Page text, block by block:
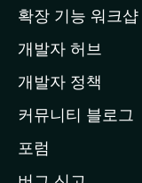
페
이
지
이
동
확장 기능 워크샵
개발자 허브
개발자 정책
커뮤니티 블로그
포럼